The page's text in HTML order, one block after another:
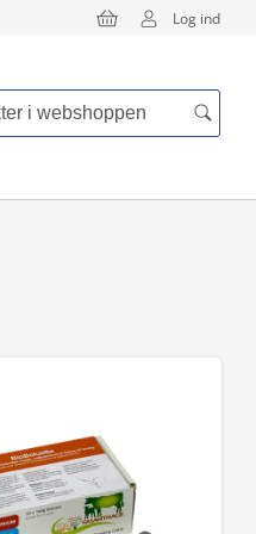
Log ind